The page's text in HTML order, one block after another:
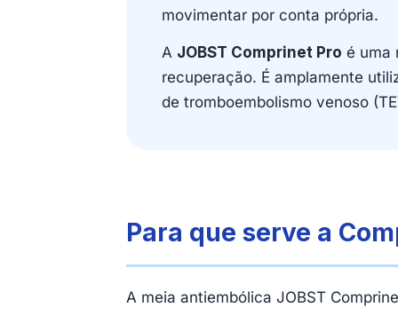
movimentar por conta própria.
A JOBST Comprinet Pro é uma
recuperação. É amplamente
de tromboembolismo venoso
Para que serve a
A meia antiembólica JOBST